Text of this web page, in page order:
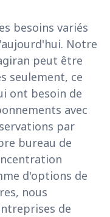
besoins variés
Notre
peut être
seulement, ce
ont besoin de
avec
par
bureau de
d'options de
nous
de